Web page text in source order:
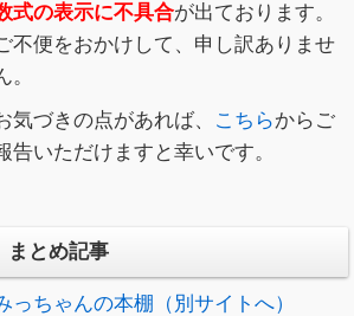
式の表示に不具合が出ております。
不便をおかけして、申し訳ありませ
。
気づきの点があれば、
こちらからご
告いただけますと幸いです。
まとめ記事
っちゃんの本棚（別サイトへ）